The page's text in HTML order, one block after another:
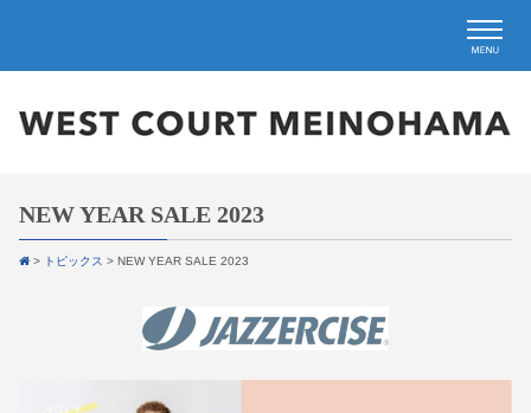
NEW YEAR SALE 2023
> トピックス > NEW YEAR SALE 2023